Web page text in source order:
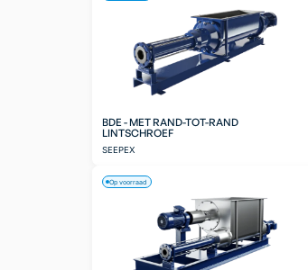
BDE - MET RAND-TOT-RAND
LINTSCHROEF
SEEPEX
Op voorraad